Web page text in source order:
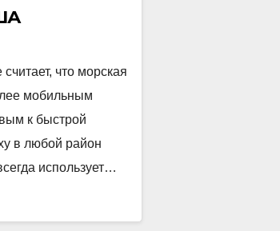
что морская
мобильным
к быстрой
в любой район
использует…